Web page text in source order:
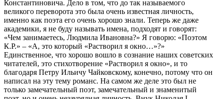
Константиновича. Дело в том, что до так называемого
великого переворота это была очень известная личность,
именно как поэта его очень хорошо знали. Теперь же даже
академики, я не буду называть имена, подходят и говорят:
«Чем занимаетесь, Людмила Ивановна?» Я говорю: «Поэтом
К.Р.» – «А, это который «Растворил я окно…»?»
Единственное, что хорошо вошло в сознание наших советских
читателей, это стихотворение «Растворил я окно», и то
благодаря Петру Ильичу Чайковскому, конечно, потому что он
написал на эту тему романс. На самом же деле это был не
только замечательный поэт, замечательный и знаменитый